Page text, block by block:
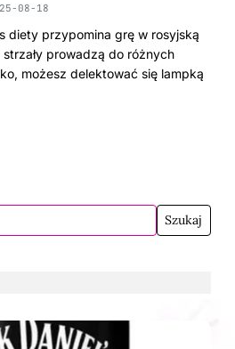
08-18
diety przypomina grę w rosyjską
prowadzą do różnych
możesz delektować się lampką